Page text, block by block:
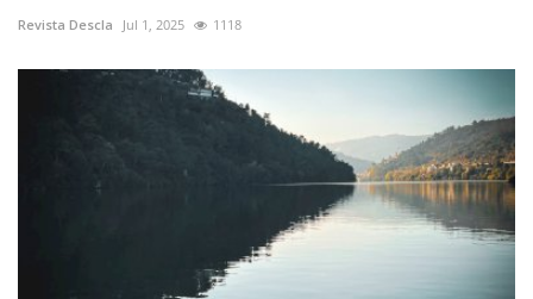
Revista Descla Jul 1, 2025 1118